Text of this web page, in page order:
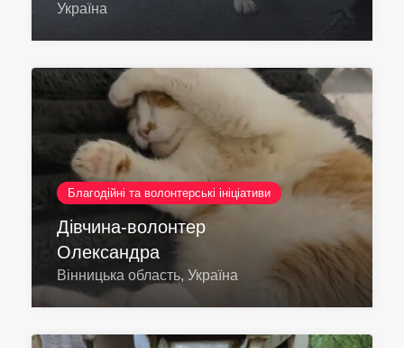
Україна
Благодійні та волонтерські ініціативи
Дівчина-волонтер
Олександра
Вінницька область, Україна